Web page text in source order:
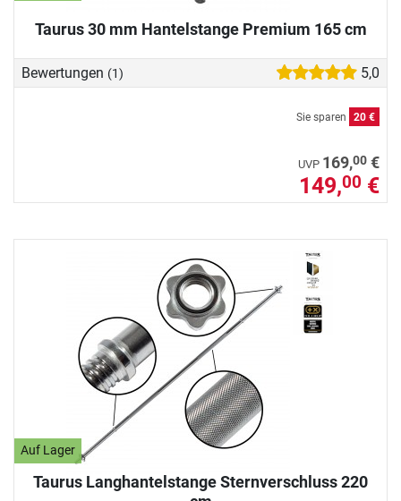
Taurus 30 mm Hantelstange Premium 165 cm
Bewertungen (1) 5,0
Sie sparen 20 €
UVP 169,00 €
149,00 €
Auf Lager
Taurus Langhantelstange Sternverschluss 220